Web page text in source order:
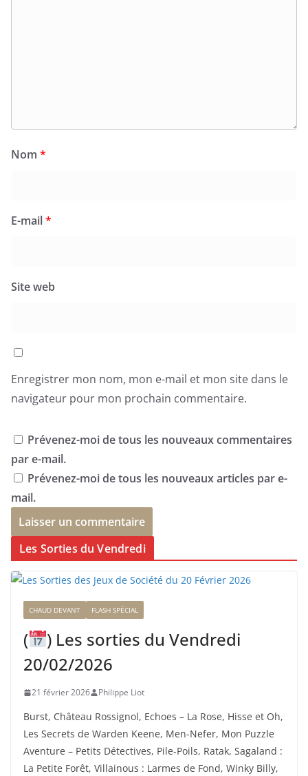
Nom *
E-mail*
Site web
Enregistrer mon nom, mon e-mail et mon site dans le
navigateur pour mon prochain commentaire.
Prévenez-moi de tous les nouveaux commentaires
par e-mail.
Prévenez-moi de tous les nouveaux articles par e-
mail.
Les Sorties du Vendredi
CHAUD DEVANT FLASH SPÉCIAL
(
) Les sorties du Vendredi
20/02/2026
21 février 2026 Philippe Liot
Burst, Château Rossignol, Echoes – La Rose, Hisse et Oh,
Les Secrets de Warden Keene, Men-Nefer, Mon Puzzle
Aventure – Petits Détectives, Pile-Poils, Ratak, Sagaland :
La Petite Forêt, Villainous : Larmes de Fond, Winky Billy,